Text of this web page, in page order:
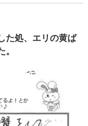
た処、エリの黄ば